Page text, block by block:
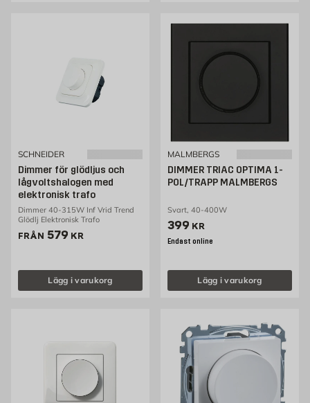
SCHNEIDER
Dimmer för glödljus och
lågvoltshalogen med
elektronisk trafo
Dimmer 40-315W Inf Vrid Trend
Glödlj Elektronisk Trafo
FRÅN Pris 579 kr
579 KR
Lägg i varukorg
MALMBERGS
DIMMER TRIAC OPTIMA 1-
POL/TRAPP MALMBERGS
Svart, 40-400W
Pris 399 kr
399 KR
Endast online
Lägg i varukorg